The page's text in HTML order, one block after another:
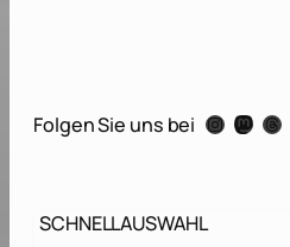
[
0
r
e
Folgen Sie uns bei Instagram Mastodon Threads
SCHNELLAUSWAHL